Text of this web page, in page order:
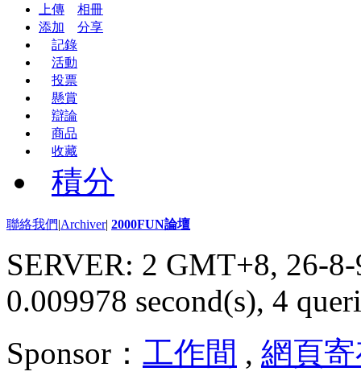
上傳
相冊
添加
分享
記錄
活動
投票
懸賞
辯論
商品
收藏
積分
聯絡我們|Archiver| 2000FUN論壇
SERVER: 2 GMT+8, 26-
0.009978 second(s), 4
Sponsor： 工作間 , 網頁